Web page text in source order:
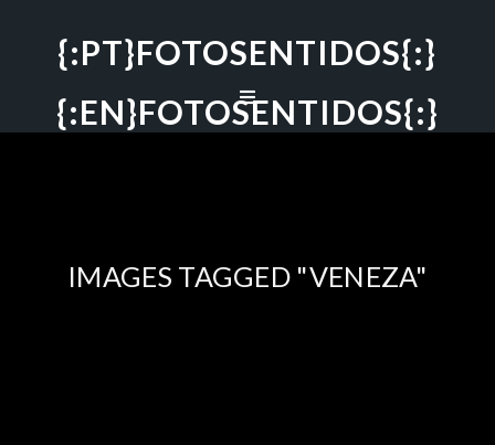
{:PT}FOTOSENTIDOS{:}
{:EN}FOTOSENTIDOS{:}
IMAGES TAGGED "VENEZA"